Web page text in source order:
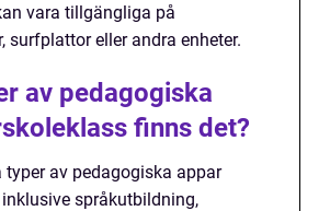
vara tillgängliga på
surfplattor eller andra enheter.
av pedagogiska
finns det?
typer av pedagogiska appar
språkutbildning,